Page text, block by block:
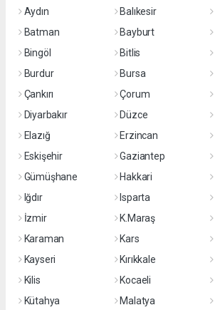
Aydın
Balıkesir
Batman
Bayburt
Bingöl
Bitlis
Burdur
Bursa
Çankırı
Çorum
Diyarbakır
Düzce
Elazığ
Erzincan
Eskişehir
Gaziantep
Gümüşhane
Hakkari
Iğdır
Isparta
İzmir
K.Maraş
Karaman
Kars
Kayseri
Kırıkkale
Kilis
Kocaeli
Kütahya
Malatya